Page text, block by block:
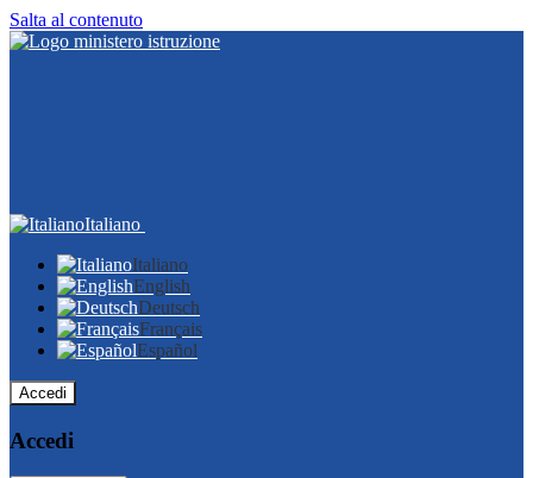
Salta al contenuto
Italiano
Italiano
English
Deutsch
Français
Español
Accedi
Accedi